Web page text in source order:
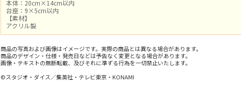
本体：20cm×14cm以内
台座：9×5cm以内
【素材】
アクリル製
商品の写真および画像はイメージです。実際の商品とは異なる場合があります。
商品のデザイン・仕様・発売日などは予告なく変更となる場合があります。
画像・テキストの無断転載、及びそれに準ずる行為を一切禁止いたします。
©スタジオ・ダイス／集英社・テレビ東京・KONAMI